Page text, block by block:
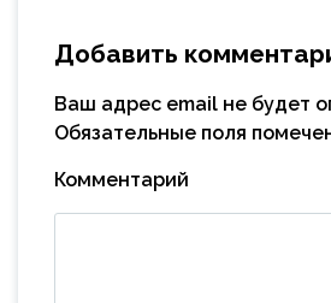
Добавить
Ваш адрес email не будет
Обязательные поля
Комментарий